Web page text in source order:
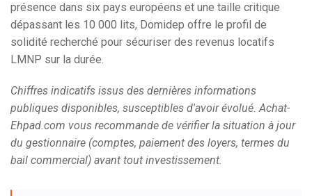
présence dans six pays européens et une taille critique
dépassant les 10 000 lits, Domidep offre le profil de
solidité recherché pour sécuriser des revenus locatifs
LMNP sur la durée.
Chiffres indicatifs issus des dernières informations
publiques disponibles, susceptibles d'avoir évolué. Achat-
Ehpad.com vous recommande de vérifier la situation à jour
du gestionnaire (comptes, paiement des loyers, termes du
bail commercial) avant tout investissement.